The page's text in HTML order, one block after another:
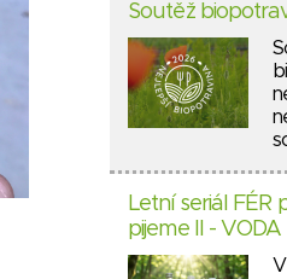
Soutěž
Letní seriál FÉR
pijeme II - VODA